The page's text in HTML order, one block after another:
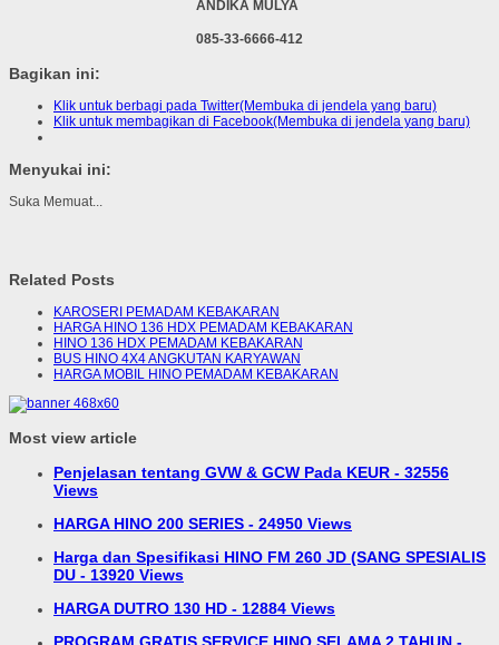
ANDIKA MULYA
085-33-6666-412
Bagikan ini:
Klik untuk berbagi pada Twitter(Membuka di jendela yang baru)
Klik untuk membagikan di Facebook(Membuka di jendela yang baru)
Menyukai ini:
Suka Memuat...
Related Posts
KAROSERI PEMADAM KEBAKARAN
HARGA HINO 136 HDX PEMADAM KEBAKARAN
HINO 136 HDX PEMADAM KEBAKARAN
BUS HINO 4X4 ANGKUTAN KARYAWAN
HARGA MOBIL HINO PEMADAM KEBAKARAN
Most view article
Penjelasan tentang GVW & GCW Pada KEUR - 32556
Views
HARGA HINO 200 SERIES - 24950 Views
Harga dan Spesifikasi HINO FM 260 JD (SANG SPESIALIS
DU - 13920 Views
HARGA DUTRO 130 HD - 12884 Views
PROGRAM GRATIS SERVICE HINO SELAMA 2 TAHUN -